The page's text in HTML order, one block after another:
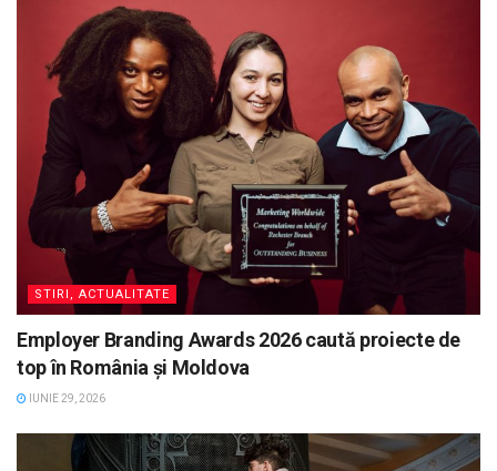
STIRI, ACTUALITATE
Employer Branding Awards 2026 caută proiecte de
top în România și Moldova
IUNIE 29, 2026